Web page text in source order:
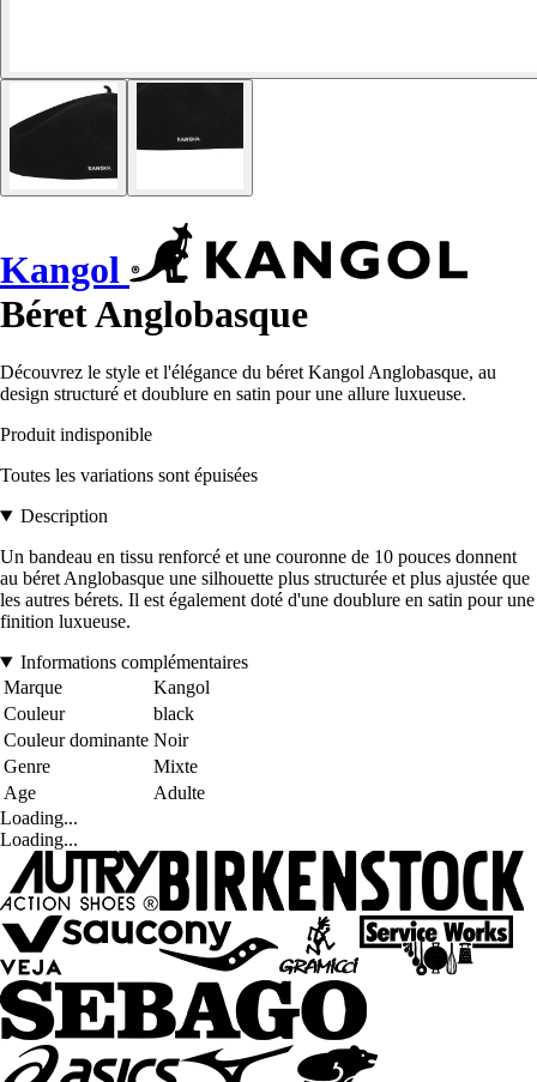
Kangol
Béret Anglobasque
Découvrez le style et l'élégance du béret Kangol Anglobasque, au
design structuré et doublure en satin pour une allure luxueuse.
Produit indisponible
Toutes les variations sont épuisées
Description
Un bandeau en tissu renforcé et une couronne de 10 pouces donnent
au béret Anglobasque une silhouette plus structurée et plus ajustée que
les autres bérets. Il est également doté d'une doublure en satin pour une
finition luxueuse.
Informations complémentaires
Marque
Kangol
Couleur
black
Couleur dominante Noir
Genre
Mixte
Age
Adulte
Loading...
Loading...